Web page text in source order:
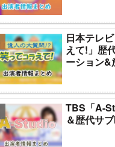
日本テレ
えて!」歴
ーション&
TBS「A-
＆歴代サ